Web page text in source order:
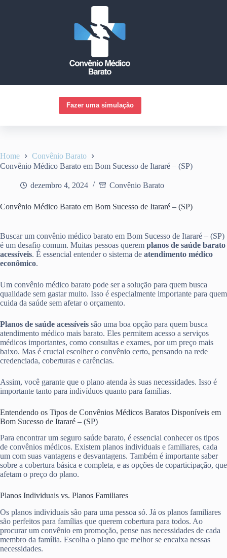
Fazer uma simulação
Home
Convênio Barato
Convênio Médico Barato em Bom Sucesso de Itararé – (SP)
dezembro 4, 2024 Convênio Barato
Convênio Médico Barato em Bom Sucesso de Itararé – (SP)
Buscar um convênio médico barato em Bom Sucesso de Itararé – (SP)
é um desafio comum. Muitas pessoas querem planos de saúde barato
acessíveis. É essencial entender o sistema de atendimento médico
econômico.
Um convênio médico barato pode ser a solução para quem busca
qualidade sem gastar muito. Isso é especialmente importante para quem
cuida da saúde sem afetar o orçamento.
Planos de saúde acessíveis são uma boa opção para quem busca
atendimento médico mais barato. Eles permitem acesso a serviços
médicos importantes, como consultas e exames, por um preço mais
baixo. Mas é crucial escolher o convênio certo, pensando na rede
credenciada, coberturas e carências.
Assim, você garante que o plano atenda às suas necessidades. Isso é
importante tanto para indivíduos quanto para famílias.
Entendendo os Tipos de Convênios Médicos Baratos Disponíveis em
Bom Sucesso de Itararé – (SP)
Para encontrar um seguro saúde barato, é essencial conhecer os tipos
de convênios médicos. Existem planos individuais e familiares, cada
um com suas vantagens e desvantagens. Também é importante saber
sobre a cobertura básica e completa, e as opções de coparticipação, que
afetam o preço do plano.
Planos Individuais vs. Planos Familiares
Os planos individuais são para uma pessoa só. Já os planos familiares
são perfeitos para famílias que querem cobertura para todos. Ao
procurar um convênio em promoção, pense nas necessidades de cada
membro da família. Escolha o plano que melhor se encaixa nessas
necessidades.